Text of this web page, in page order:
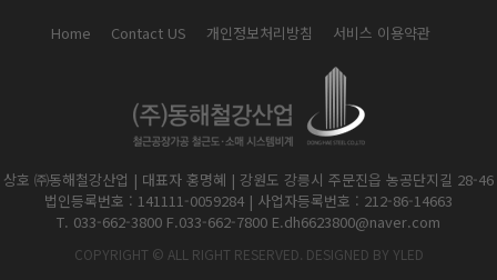
Home Contact US 개인정보처리방침 서비스 이용약관
상호 ㈜동해철강산업 | 대표자 홍명혜 | 강원도 강릉시 주문진읍 농공단지길 28-46
법인등록번호 : 141111-0059284 | 사업자등록번호 : 212-86-14663
COPYRIGHT © ALL RIGHT RESERVED. DESIGNED BY YLED